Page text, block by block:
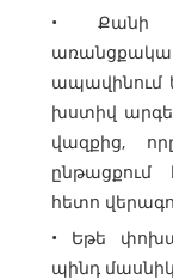
• Քանի
ապավինում
խստիվ
վազքից,
ընթացքում
հետո
• Եթե
պինդ